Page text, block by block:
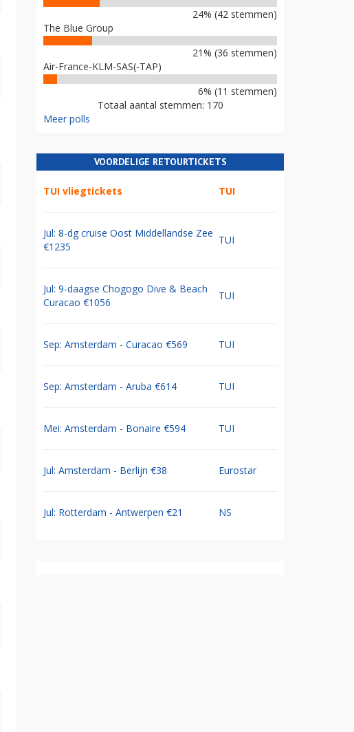
24% (42 stemmen)
The Blue Group
21% (36 stemmen)
Air-France-KLM-SAS(-TAP)
6% (11 stemmen)
Totaal aantal stemmen: 170
Meer polls
VOORDELIGE RETOURTICKETS
TUI vliegtickets TUI
Jul: 8-dg cruise Oost Middellandse Zee
€1235
TUI
Jul: 9-daagse Chogogo Dive & Beach
Curacao €1056
TUI
Sep: Amsterdam - Curacao €569 TUI
Sep: Amsterdam - Aruba €614 TUI
Mei: Amsterdam - Bonaire €594 TUI
Jul: Amsterdam - Berlijn €38 Eurostar
Jul: Rotterdam - Antwerpen €21 NS